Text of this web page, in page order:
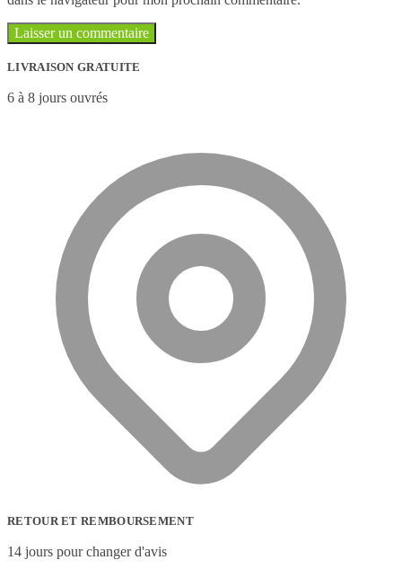
LIVRAISON GRATUITE
6 à 8 jours ouvrés
RETOUR ET REMBOURSEMENT
14 jours pour changer d'avis